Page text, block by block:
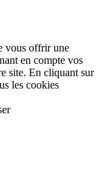
vous offrir une
en compte vos
site. En cliquant sur
les cookies